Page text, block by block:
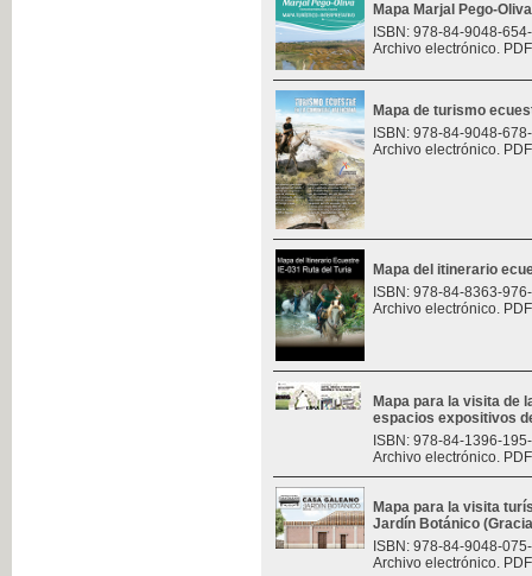
Mapa Marjal Pego-Oliva
ISBN: 978-84-9048-
Archivo electrónico.
Mapa de turismo
ISBN: 978-84-9048-
Archivo electrónico.
Mapa del itinerario
ISBN: 978-84-8363-
Archivo electrónico.
Mapa para la visita de
espacios expositivos
ISBN: 978-84-1396-
Archivo electrónico.
Mapa para la visita
Jardín Botánico
ISBN: 978-84-9048-
Archivo electrónico.